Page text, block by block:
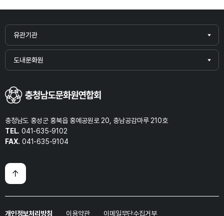
충청남도 홍성군 홍북읍 홍예공원로 20, 충남공감마루 210호
TEL. 041-635-9102
FAX. 041-635-9104
개인정보처리방침 이용약관 이메일무단수집거부
유관기관
도내문화원